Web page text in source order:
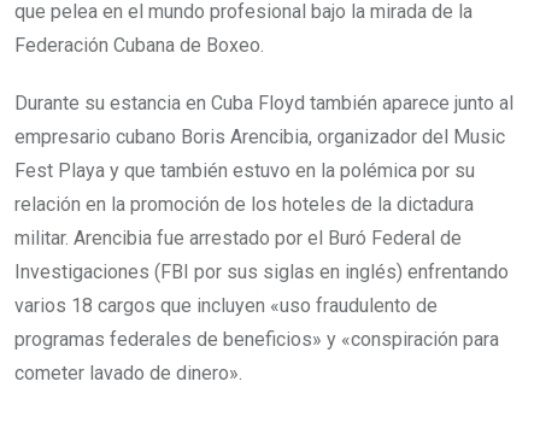
que pelea en el mundo profesional bajo la mirada de la
Federación Cubana de Boxeo.
Durante su estancia en Cuba Floyd también aparece junto al
empresario cubano Boris Arencibia, organizador del Music
Fest Playa y que también estuvo en la polémica por su
relación en la promoción de los hoteles de la dictadura
militar. Arencibia fue arrestado por el Buró Federal de
Investigaciones (FBI por sus siglas en inglés) enfrentando
varios 18 cargos que incluyen «uso fraudulento de
programas federales de beneficios» y «conspiración para
cometer lavado de dinero».